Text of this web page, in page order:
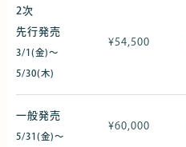
2次
先行発売
3/1(金)〜
5/30(木)
¥54,500
一般発売
5/31(金)〜
¥60,000